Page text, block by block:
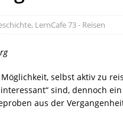
, LernCafe 73 - Reisen
selbst aktiv zu
sind, dennoch
aus der